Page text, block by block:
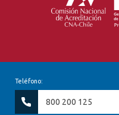
Teléfono:
800 200 125